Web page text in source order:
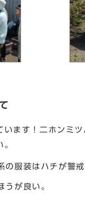
ます！二ホンミ
服装はハチが警戒
うが良い。